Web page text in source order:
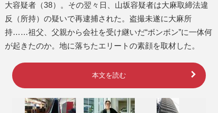
大容疑者（38）。その翌々日、山坂容疑者は大麻取締法違
反（所持）の疑いで再逮捕された。盗撮未遂に大麻所
持……祖父、父親から会社を受け継いだ“ボンボン”に一体何
が起きたのか。地に落ちたエリートの素顔を取材した。
本文を読む